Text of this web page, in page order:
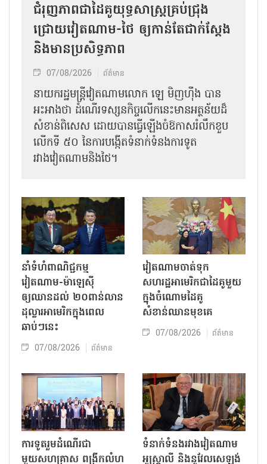
ជំរុញភាពជាដៃគូយុទ្ធសាស្ត្រគ្រប់ជ្រុង
ជ្រោយវៀតណាម-ថៃ ឲ្យកាន់តែជាក់ស្ដែង
និងមានប្រសិទ្ធភាព
07/08/2026 ព័ត៌មាន
នាយករដ្ឋមន្ត្រីវៀតណាមលោក ឡេ មិញហ៊ឹង បាន
អះអាងថា ដំណើរទស្សនកិច្ចលើកនេះមានអត្ថន័យដ៏
សំខាន់ពិសេស ដោយបានធ្វើឡើងចំឱកាសរំលឹកខួប
លើកទី ៥០ នៃការបង្កើតទំនាក់ទំនងការទូត
រវាងវៀតណាមនិងថៃ។
នាំទំហំពាណិជ្ជកម្ម
វៀតណាម-ម៉ាឡេស៊ី
ឲ្យឈានដល់ ២០ពាន់លាន
ដុល្លារអាមេរិកក្នុងពេល
ឆាប់ៗនេះ
07/08/2026 ព័ត៌មាន
វៀតណាមចាត់ទុក
សហរដ្ឋអាមេរិកជាដៃគូមួយ
ក្នុងចំណោមដៃគូ
សំខាន់ឈានមុខគេ
07/08/2026 ព័ត៌មាន
ការទូតរួមដំណើរជា
មួយសហគ្រាស ពង្រីកលំហ
ទំនាក់ទំនងរវាងវៀតណាម
អូស្ត្រាលី និងនូវែលសេឡង់